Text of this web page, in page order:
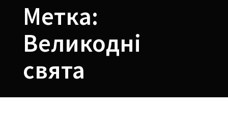
Метка:
Великодні
свята